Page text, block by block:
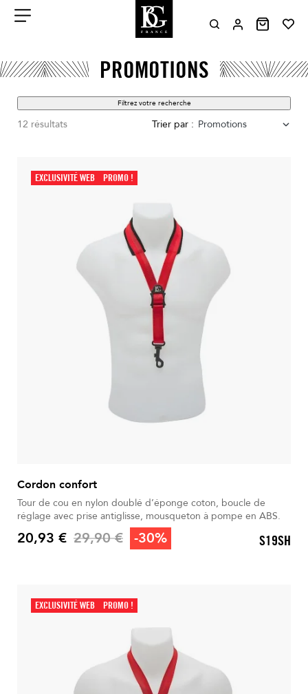
contenu
PROMOTIONS
Filtrez votre recherche
12 résultats Trier par : Promotions
EXCLUSIVITÉ WEB PROMO !
Cordon confort
Tour de cou en nylon doublé d’éponge coton, boucle de
réglage avec prise antiglisse, mousqueton à pompe en ABS.
Prix
20,93 € Prix de base
29,90 € -30% S19SH
EXCLUSIVITÉ WEB PROMO !